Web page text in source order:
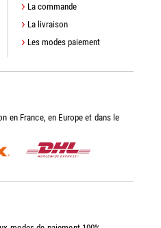
La commande
La livraison
Les modes paiement
en France, en Europe et dans le